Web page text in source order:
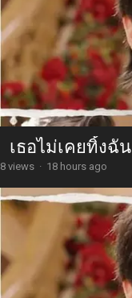
เธอไม่เคยทิ้งฉัน
8 views · 18 hours ago